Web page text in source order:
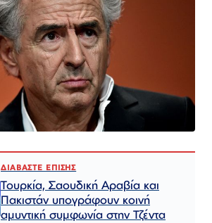
ΔΙΑΒΑΣΤΕ ΕΠΙΣΗΣ
Τουρκία, Σαουδική Αραβία και
Πακιστάν υπογράφουν κοινή
αμυντική συμφωνία στην Τζέντα